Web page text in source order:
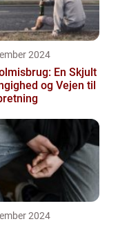
2024
En Skjult
og Vejen til
2024